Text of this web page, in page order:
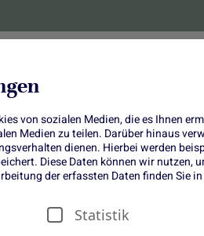
von sozialen Medien, die es Ihnen
Medien zu teilen. Darüber hinaus
dienen. Hierbei werden
Diese Daten können wir nutzen,
der erfassten Daten finden Sie
Statistik
fluffig
Rote Bete Herzen